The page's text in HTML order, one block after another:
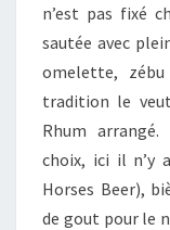
n’est pas fixé
sautée avec
omelette,
tradition le
Rhum
choix, ici il n’y
Horses Beer),
de gout pour le